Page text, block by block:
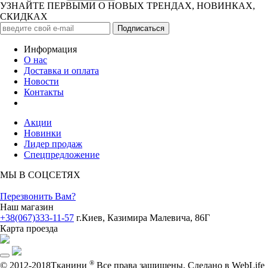
УЗНАЙТЕ ПЕРВЫМИ О НОВЫХ ТРЕНДАХ, НОВИНКАХ,
СКИДКАХ
Информация
О нас
Доставка и оплата
Новости
Контакты
Акции
Новинки
Лидер продаж
Спецпредложение
МЫ В СОЦСЕТЯХ
Перезвонить Вам?
Наш магазин
+38(067)333-11-57 г.Киев, Казимира Малевича, 86Г
Карта проезда
© 2012-2018Тканини ® Все права защищены. Cделано в WebLife